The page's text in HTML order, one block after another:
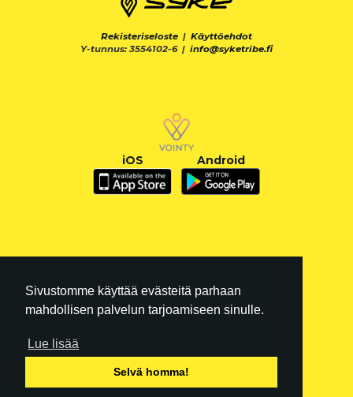
Sivustomme käyttää evästeitä parhaan
mahdollisen palvelun tarjoamiseen sinulle.
Lue lisää
Selvä homma!
Rekisteriseloste | Käyttöehdot
Y-tunnus: 3554102-6 | info@syketribe.fi
iOS Android